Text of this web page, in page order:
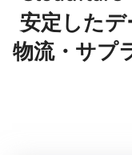
安定した
物流・サプ